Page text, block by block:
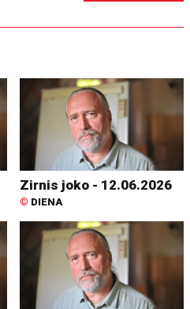
Zirnis joko - 12.06.2026
© DIENA